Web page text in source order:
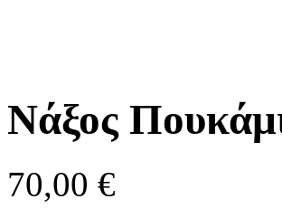
Νάξος
70,00 €